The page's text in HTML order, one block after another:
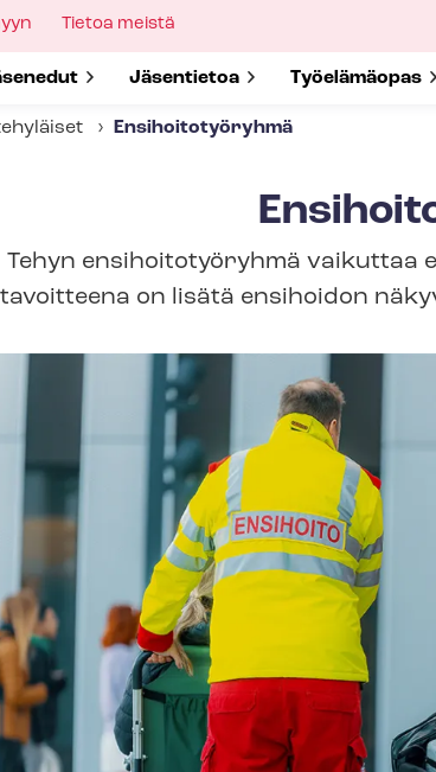
submenu forShow submenu for
Jäsentietoa Show submenu
Työelämäopas
Show
Tietoa meistä
Ensihoitotyöryhmä
Tehyn ensihoitotyöryhmä vaikuttaa
tavoitteena on lisätä ensihoidon